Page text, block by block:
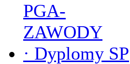
PGA-
ZAWODY
· Dyplomy SP